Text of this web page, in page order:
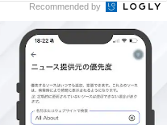
Recommended by